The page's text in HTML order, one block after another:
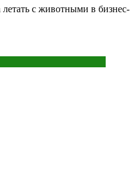
с животными в бизнес-